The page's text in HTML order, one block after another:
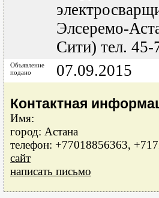
Элсеремо-
Сити) тел.
Объявление
подано
07.09.2015
Контактная
Имя:
город: Астана
телефон: +77018856363,
сайт
написать письмо